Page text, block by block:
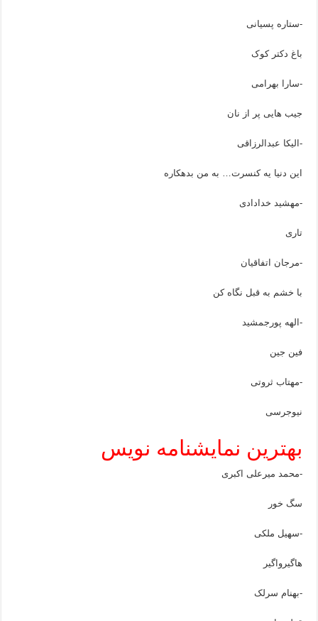
-ستاره پسیانی
باغ دکتر کوک
-سارا بهرامی
جیب هایی پر از نان
-الیکا عبدالرزاقی
این دنیا یه کنسرت… به من بدهکاره
-مهشید خدادادی
تاری
-مرجان اتفاقیان
با خشم به قبل نگاه کن
-الهه پورجمشید
فین جین
-مهتاب ثروتی
نیوجرسی
بهترین نمایشنامه نویس
-محمد میرعلی اکبری
سگ خور
-سهیل ملکی
هاگیرواگیر
-بهنام سرلک